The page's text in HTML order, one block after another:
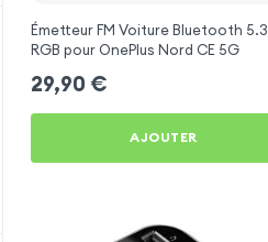
Émetteur FM Voiture Bluetooth 5.3
RGB pour OnePlus Nord CE 5G
29,90 €
AJOUTER